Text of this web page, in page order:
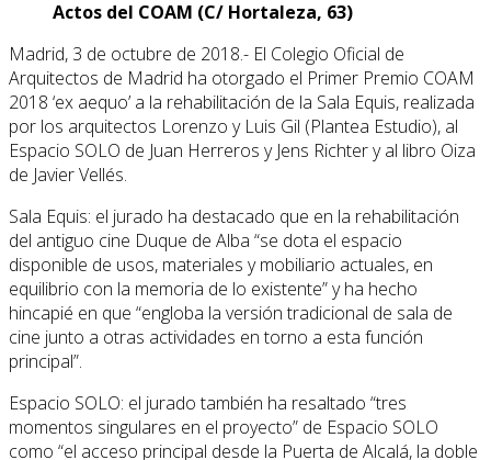
Actos del COAM (C/ Hortaleza, 63)
Madrid, 3 de octubre de 2018.- El Colegio Oficial de
Arquitectos de Madrid ha otorgado el Primer Premio COAM
2018 ‘ex aequo’ a la rehabilitación de la Sala Equis, realizada
por los arquitectos Lorenzo y Luis Gil (Plantea Estudio), al
Espacio SOLO de Juan Herreros y Jens Richter y al libro Oiza
de Javier Vellés.
Sala Equis: el jurado ha destacado que en la rehabilitación
del antiguo cine Duque de Alba “se dota el espacio
disponible de usos, materiales y mobiliario actuales, en
equilibrio con la memoria de lo existente” y ha hecho
hincapié en que “engloba la versión tradicional de sala de
cine junto a otras actividades en torno a esta función
principal”.
Espacio SOLO: el jurado también ha resaltado “tres
momentos singulares en el proyecto” de Espacio SOLO
como “el acceso principal desde la Puerta de Alcalá, la doble